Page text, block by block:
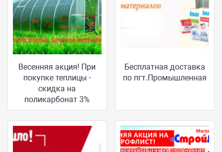
Весенняя акция! При
покупке теплицы -
скидка на
поликарбонат 3%
Бесплатная доставка
по пгт.Промышленная